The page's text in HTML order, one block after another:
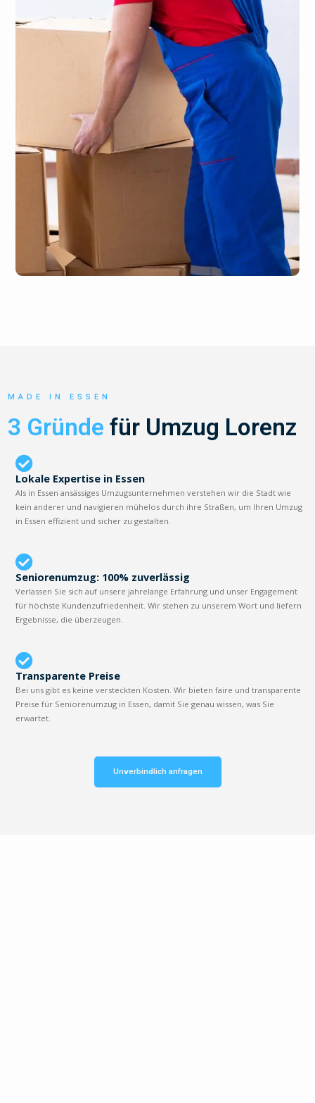
MADE IN ESSEN
3 Gründe für Umzug Lorenz
Lokale Expertise in Essen
Als in Essen ansässiges Umzugsunternehmen verstehen wir die Stadt wie
kein anderer und navigieren mühelos durch ihre Straßen, um Ihren Umzug
in Essen effizient und sicher zu gestalten.
Seniorenumzug: 100% zuverlässig
Verlassen Sie sich auf unsere jahrelange Erfahrung und unser Engagement
für höchste Kundenzufriedenheit. Wir stehen zu unserem Wort und liefern
Ergebnisse, die überzeugen.
Transparente Preise
Bei uns gibt es keine versteckten Kosten. Wir bieten faire und transparente
Preise für Seniorenumzug in Essen, damit Sie genau wissen, was Sie
erwartet.
Unverbindlich anfragen